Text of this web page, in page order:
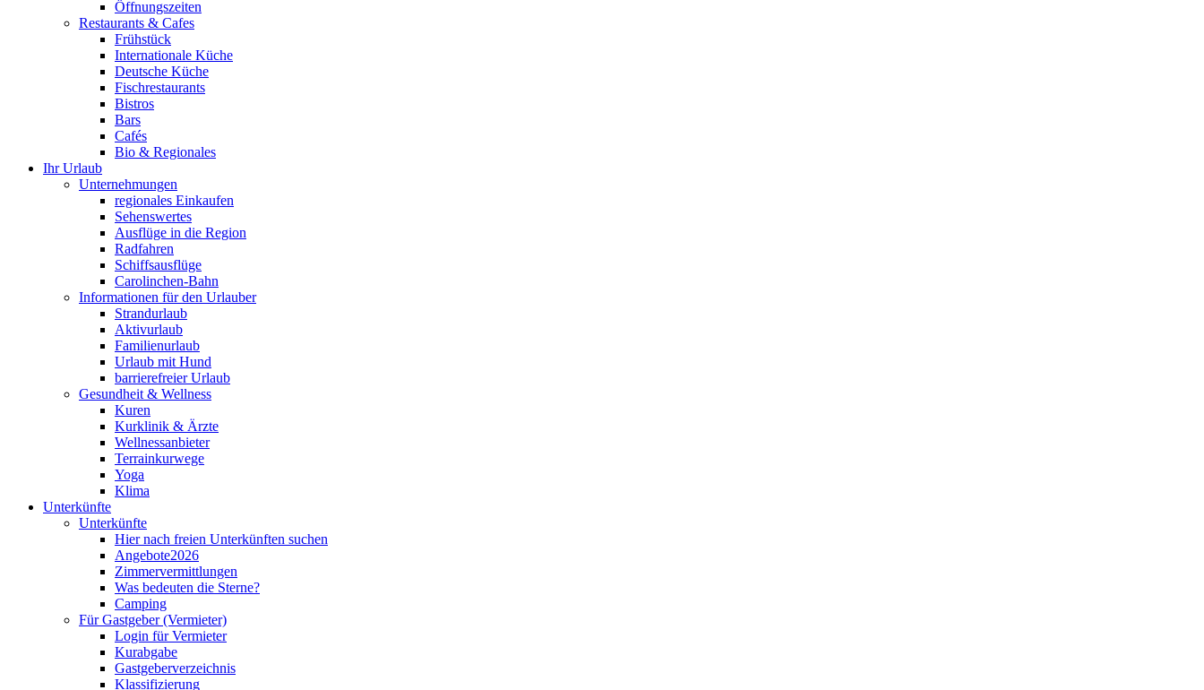
Öffnungszeiten
Restaurants & Cafes
Frühstück
Internationale Küche
Deutsche Küche
Fischrestaurants
Bistros
Bars
Cafés
Bio & Regionales
Ihr Urlaub
Unternehmungen
regionales Einkaufen
Sehenswertes
Ausflüge in die Region
Radfahren
Schiffsausflüge
Carolinchen-Bahn
Informationen für den Urlauber
Strandurlaub
Aktivurlaub
Familienurlaub
Urlaub mit Hund
barrierefreier Urlaub
Gesundheit & Wellness
Kuren
Kurklinik & Ärzte
Wellnessanbieter
Terrainkurwege
Yoga
Klima
Unterkünfte
Unterkünfte
Hier nach freien Unterkünften suchen
Angebote2026
Zimmervermittlungen
Was bedeuten die Sterne?
Camping
Für Gastgeber (Vermieter)
Login für Vermieter
Kurabgabe
Gastgeberverzeichnis
Klassifizierung